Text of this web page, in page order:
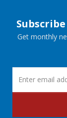
Get monthly